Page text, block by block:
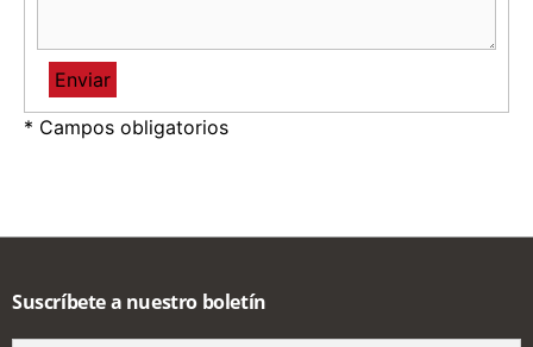
* Campos obligatorios
Suscríbete a nuestro boletín